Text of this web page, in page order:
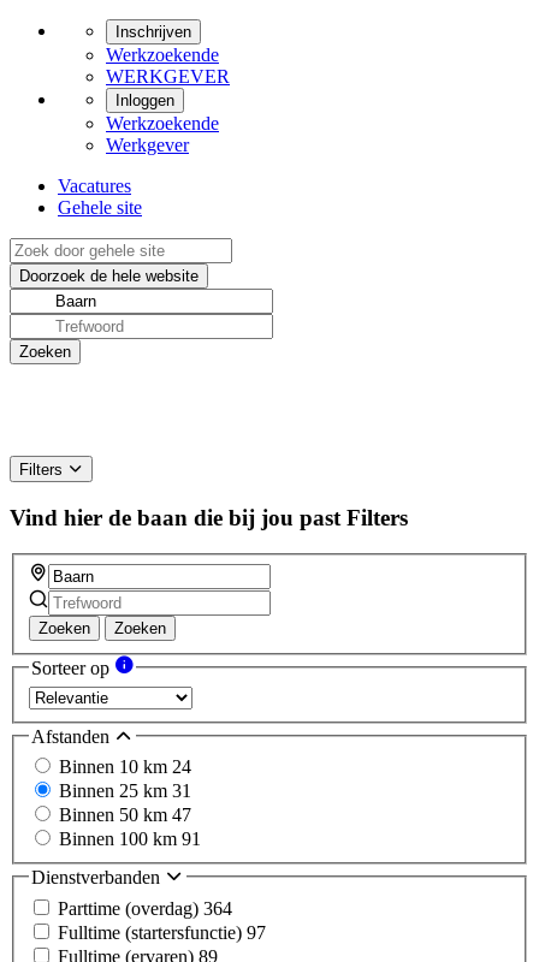
Inschrijven
Werkzoekende
WERKGEVER
Inloggen
Werkzoekende
Werkgever
Vacatures
Gehele site
Filters
Vind hier de baan die bij jou past Filters
Zoeken Zoeken
Sorteer op
Afstanden
Binnen 10 km 24
Binnen 25 km 31
Binnen 50 km 47
Binnen 100 km 91
Dienstverbanden
Parttime (overdag) 364
Fulltime (startersfunctie) 97
Fulltime (ervaren) 89